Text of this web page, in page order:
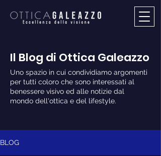
Il Blog di Ottica Galeazzo
Uno spazio in cui condividiamo argomenti
per tutti coloro che sono interessati al
benessere visivo ed alle notizie dal
mondo dell'ottica e del lifestyle.
BLOG